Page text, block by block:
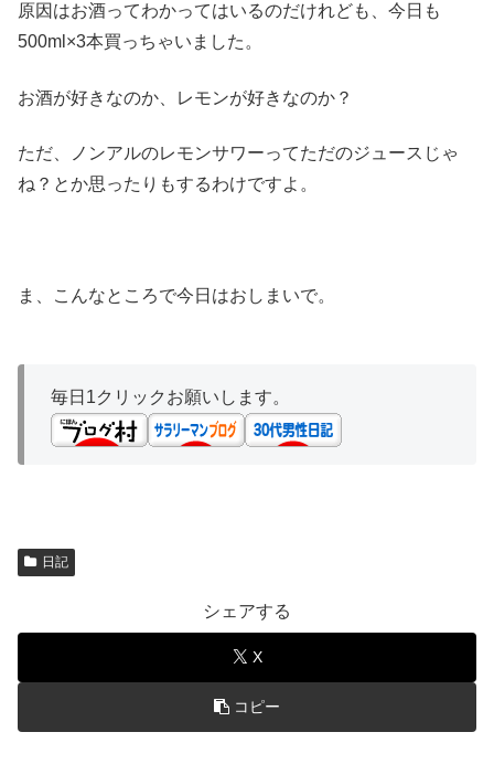
原因はお酒ってわかってはいるのだけれども、今日も
500ml×3本買っちゃいました。
お酒が好きなのか、レモンが好きなのか？
ただ、ノンアルのレモンサワーってただのジュースじゃ
ね？とか思ったりもするわけですよ。
ま、こんなところで今日はおしまいで。
毎日1クリックお願いします。
日記
シェアする
X
コピー